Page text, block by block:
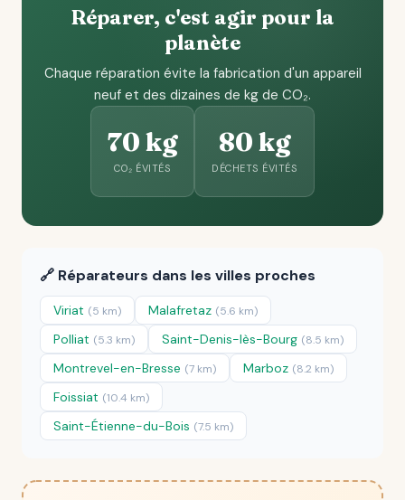
Réparer, c'est agir pour la
planète
Chaque réparation évite la fabrication d'un appareil
neuf et des dizaines de kg de CO₂.
70 kg
CO₂ ÉVITÉS
80 kg
DÉCHETS ÉVITÉS
🔗 Réparateurs dans les villes proches
Viriat (5 km) Malafretaz (5.6 km)
Polliat (5.3 km) Saint-Denis-lès-Bourg (8.5 km)
Montrevel-en-Bresse (7 km) Marboz (8.2 km)
Foissiat (10.4 km)
Saint-Étienne-du-Bois (7.5 km)